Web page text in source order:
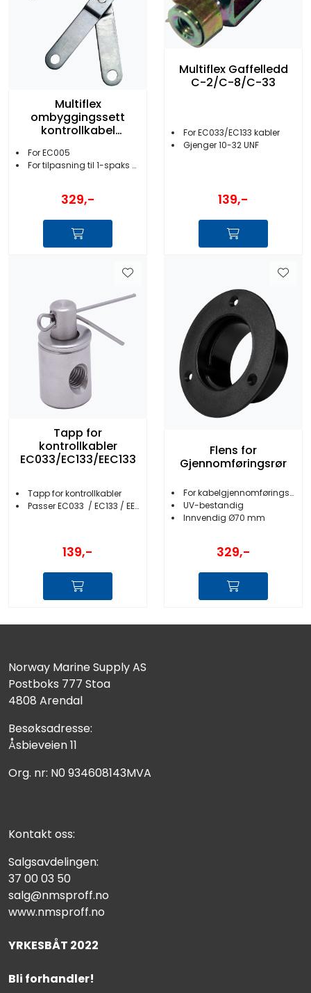
Multiflex
ombyggingssett
kontrollkabel
For EC005
For tilpasning til 1-spaks kontrollboks
329,-
Multiflex Gaffelledd
C-2/C-8/C-33
For EC033/EC133 kabler
Gjenger 10-32 UNF
139,-
Tapp for
kontrollkabler
EC033/EC133/EEC133
Tapp for kontrollkabler
Passer EC033 / EC133 / EEC133
139,-
Flens for
Gjennomføringsrør
For kabelgjennomføringsrør
UV-bestandig
Innvendig Ø70 mm
329,-
Norway Marine Supply AS
Postboks 777 Stoa
4808 Arendal
Besøksadresse:
Åsbieveien 11
Org. nr: N0 934608143MVA
Kontakt oss:
Salgsavdelingen:
37 00 03 50
salg@nmsproff.no
www.nmsproff.no
YRKESBÅT 2022
Bli forhandler!